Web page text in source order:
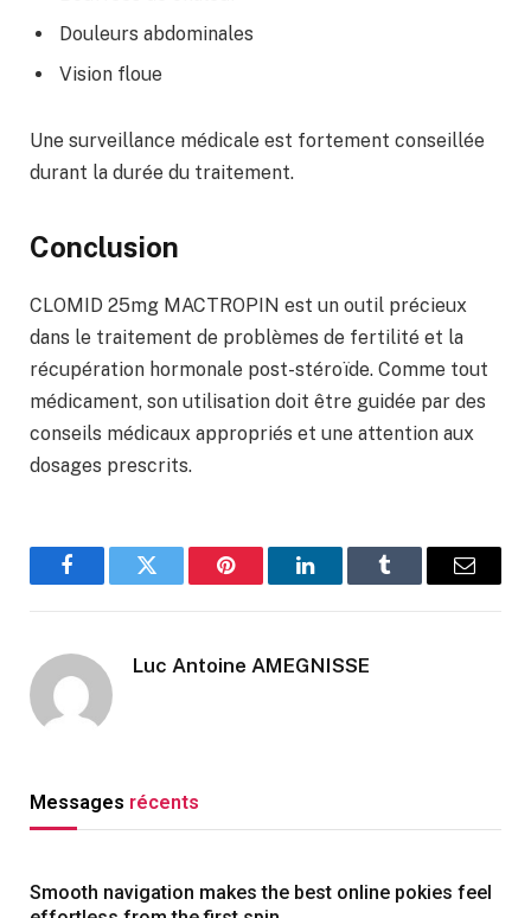
Douleurs abdominales
Vision floue
Une surveillance médicale est fortement conseillée
durant la durée du traitement.
Conclusion
CLOMID 25mg MACTROPIN est un outil précieux
dans le traitement de problèmes de fertilité et la
récupération hormonale post-stéroïde. Comme tout
médicament, son utilisation doit être guidée par des
conseils médicaux appropriés et une attention aux
dosages prescrits.
FacebookTwitter Pinterest LinkedInTumblr Email
Luc Antoine AMEGNISSE
Messages récents
Smooth navigation makes the best online pokies feel